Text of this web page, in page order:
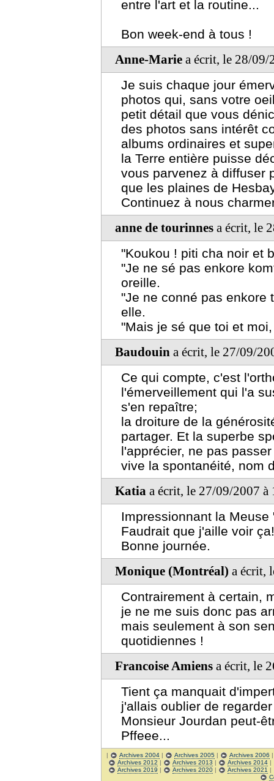
entre l'art et la routine...
Bon week-end à tous !
Anne-Marie a écrit, le 28/09/
Je suis chaque jour
photos qui, sans votre
petit détail que vous
des photos sans intérêt
albums ordinaires et
la Terre entière puisse
vous parvenez à diffuser
que les plaines de
Continuez à nous
anne de tourinnes a écrit, le
"Koukou ! piti cha noir et
"Je ne sé pas enkore
oreille.
"Je ne conné pas enkore
elle.
"Mais je sé que toi et
Baudouin a écrit, le 27/09/
Ce qui compte, c'est
l'émerveillement qui l'a
s'en repaître;
la droiture de la
partager. Et la superbe
l'apprécier, ne pas
vive la spontanéité, nom
Katia a écrit, le 27/09/2007 à
Impressionnant la
Faudrait que j'aille voir
Bonne journée.
Monique (Montréal) a écrit,
Contrairement à certain,
je ne me suis donc pas
mais seulement à son
quotidiennes !
Francoise Amiens a écrit, le
Tient ça manquait
j'allais oublier de
Monsieur Jourdan peut-
Pffeee...
| Archives 2004 | Archives 2005 | Archives 2006
Archives 2012 | Archives 2013 | Archives 2014|
Archives 2019 | Archives 2020| Archives 2021 |